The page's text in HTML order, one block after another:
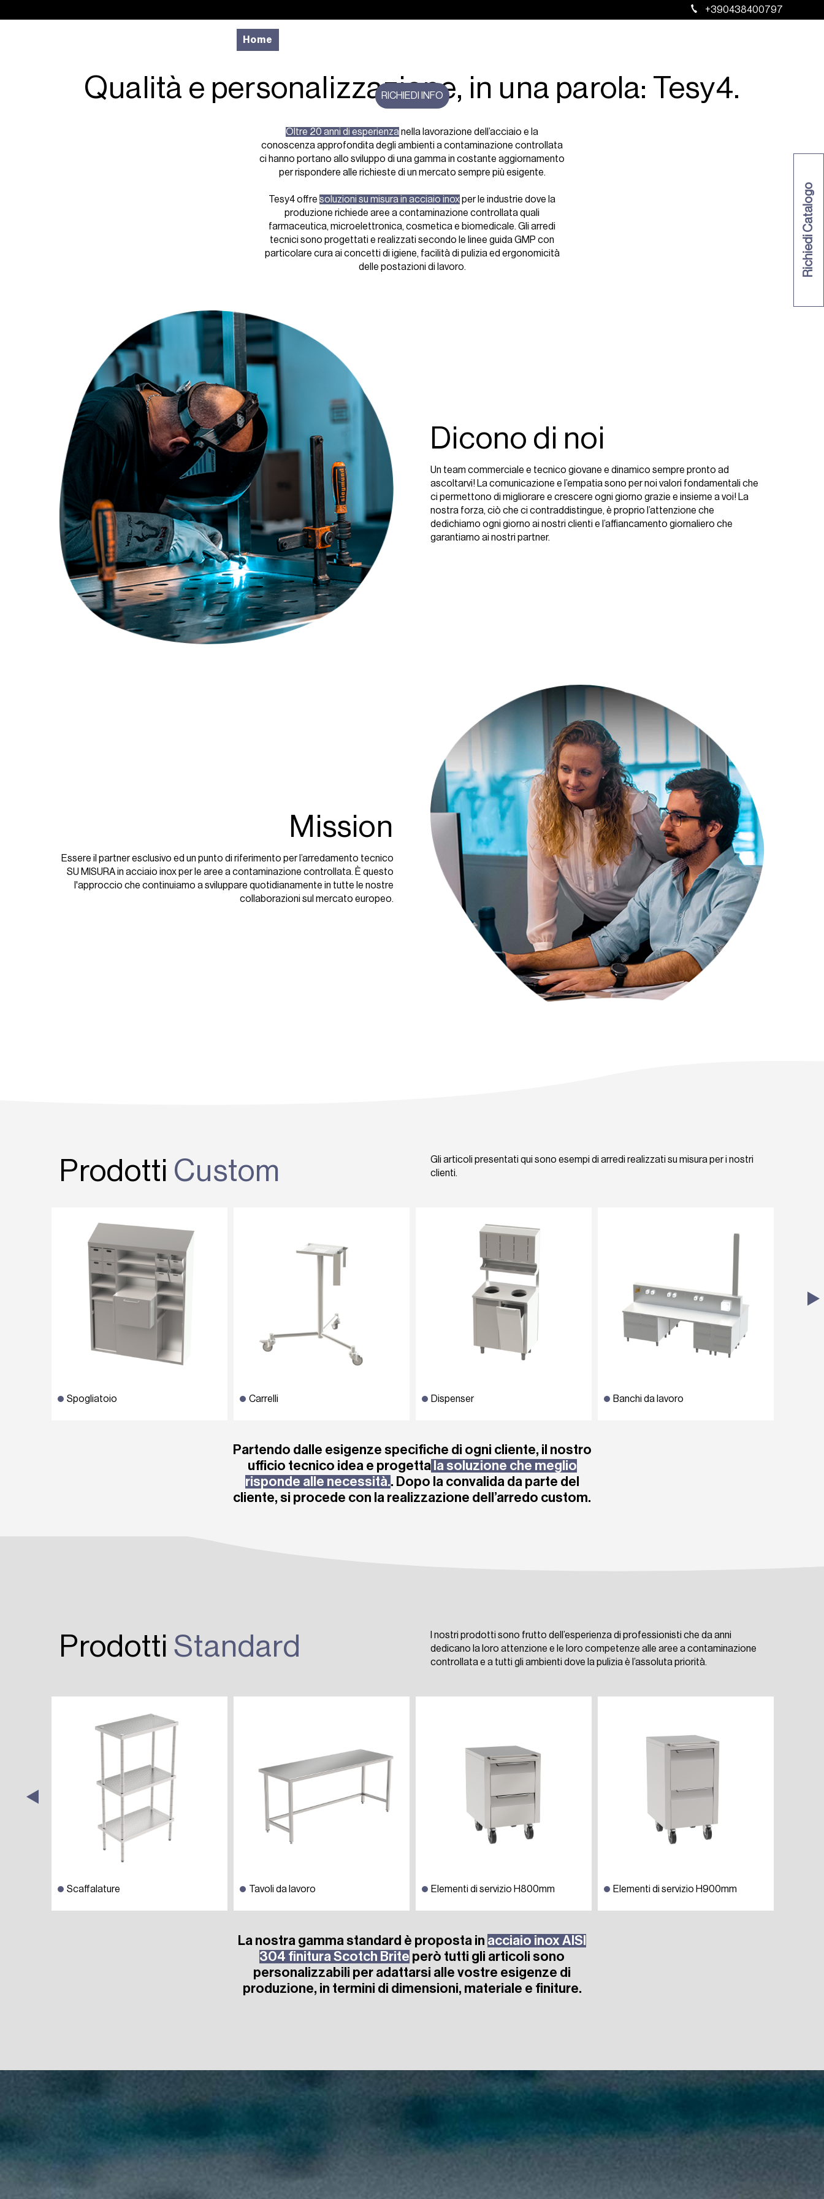
+390438400797
Home
Richiedi Catalogo
RICHIEDI INFO
Qualità e personalizzazione, in una parola: Tesy4.
Oltre 20 anni di esperienza nella lavorazione dell’acciaio e la
conoscenza approfondita degli ambienti a contaminazione controllata
ci hanno portano allo sviluppo di una gamma in costante aggiornamento
per rispondere alle richieste di un mercato sempre più esigente.
Tesy4 offre soluzioni su misura in acciaio inoxper le industrie dove la
produzione richiede aree a contaminazione controllata quali
farmaceutica, microelettronica, cosmetica e biomedicale. Gli arredi
tecnici sono progettati e realizzati secondo le linee guida GMP con
particolare cura ai concetti di igiene, facilità di pulizia ed ergonomicità
delle postazioni di lavoro.
Dicono di noi
Un team commerciale e tecnico giovane e dinamico sempre pronto ad
ascoltarvi! La comunicazione e l’empatia sono per noi valori fondamentali che
ci permettono di migliorare e crescere ogni giorno grazie e insieme a voi! La
nostra forza, ciò che ci contraddistingue, è proprio l’attenzione che
dedichiamo ogni giorno ai nostri clienti e l’affiancamento giornaliero che
garantiamo ai nostri partner.
Mission
Essere il partner esclusivo ed un punto di riferimento per l’arredamento tecnico
SU MISURA in acciaio inox per le aree a contaminazione controllata. È questo
l'approccio che continuiamo a sviluppare quotidianamente in tutte le nostre
collaborazioni sul mercato europeo.
Prodotti Custom
Gli articoli presentati qui sono esempi di arredi realizzati su misura per i nostri
clienti.
Spogliatoio Carrelli Dispenser Banchi da lavoro
Partendo dalle esigenze specifiche di ogni cliente, il nostro
ufficio tecnico idea e progetta la soluzione che meglio
risponde alle necessità.. Dopo la convalida da parte del
cliente, si procede con la realizzazione dell’arredo custom.
Prodotti Standard
I nostri prodotti sono frutto dell’esperienza di professionisti che da anni
dedicano la loro attenzione e le loro competenze alle aree a contaminazione
controllata e a tutti gli ambienti dove la pulizia è l’assoluta priorità.
Scaffalature Tavoli da lavoro Elementi di servizio H800mm Elementi di servizio H900mm
La nostra gamma standard è proposta in acciaio inox AISI
304 finitura Scotch Brite però tutti gli articoli sono
personalizzabili per adattarsi alle vostre esigenze di
produzione, in termini di dimensioni, materiale e finiture.